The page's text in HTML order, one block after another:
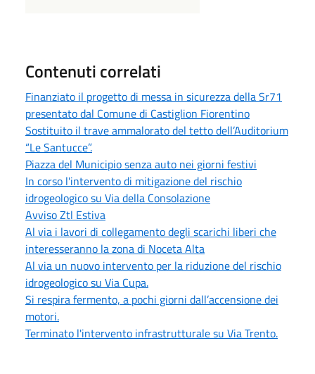
Contenuti correlati
Finanziato il progetto di messa in sicurezza della Sr71
presentato dal Comune di Castiglion Fiorentino
Sostituito il trave ammalorato del tetto dell’Auditorium
“Le Santucce”.
Piazza del Municipio senza auto nei giorni festivi
In corso l'intervento di mitigazione del rischio
idrogeologico su Via della Consolazione
Avviso Ztl Estiva
Al via i lavori di collegamento degli scarichi liberi che
interesseranno la zona di Noceta Alta
Al via un nuovo intervento per la riduzione del rischio
idrogeologico su Via Cupa.
Si respira fermento, a pochi giorni dall’accensione dei
motori.
Terminato l'intervento infrastrutturale su Via Trento.